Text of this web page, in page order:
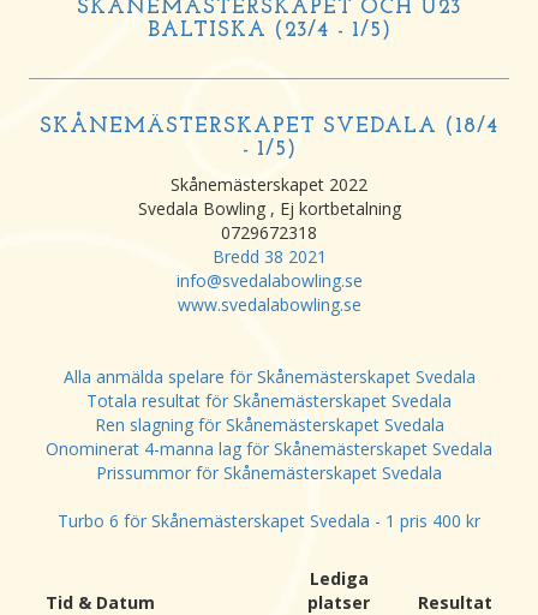
SKÅNEMÄSTERSKAPET OCH U23
BALTISKA (23/4 - 1/5)
SKÅNEMÄSTERSKAPET SVEDALA (18/4
- 1/5)
Skånemästerskapet 2022
Svedala Bowling , Ej kortbetalning
0729672318
Bredd 38 2021
info@svedalabowling.se
www.svedalabowling.se
Alla anmälda spelare för Skånemästerskapet Svedala
Totala resultat för Skånemästerskapet Svedala
Ren slagning för Skånemästerskapet Svedala
Onominerat 4-manna lag för Skånemästerskapet Svedala
Prissummor för Skånemästerskapet Svedala
Turbo 6 för Skånemästerskapet Svedala - 1 pris 400 kr
Tid & Datum
Lediga
platser
Resultat